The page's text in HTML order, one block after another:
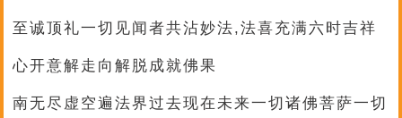
至诚顶礼一切见闻者共沾妙法,法喜充满六时吉祥
心开意解走向解脱成就佛果
南无尽虚空遍法界过去现在未来一切诸佛菩萨一切